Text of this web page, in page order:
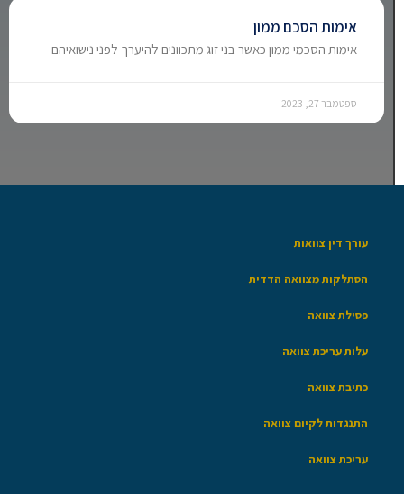
אימות הסכם ממון
אימות הסכמי ממון כאשר בני זוג מתכוונים להיערך לפני נישואיהם
ספטמבר 27, 2023
עורך דין צוואות
הסתלקות מצוואה הדדית
פסילת צוואה
עלות עריכת צוואה
כתיבת צוואה
התנגדות לקיום צוואה
עריכת צוואה